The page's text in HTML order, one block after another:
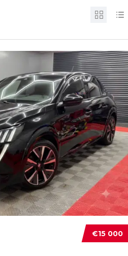
€15 000